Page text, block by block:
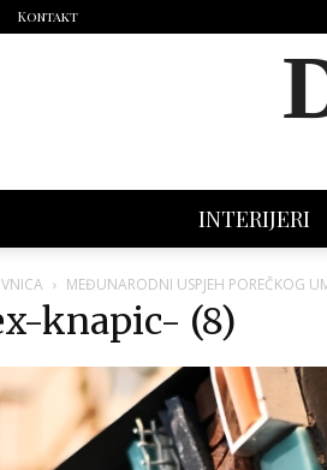
Kontakt
INTERIJERI
MEĐUNARODNI USPJEH POREČKOG
knapic- (8)